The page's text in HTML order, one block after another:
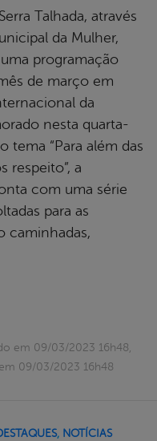
Talhada, através
da Mulher,
programação
de março em
da
nesta quarta-
tema “Para além das
respeito”, a
com uma série
para as
caminhadas,
em 09/03/2023 16h48,
09/03/2023 16h48
, NOTÍCIAS